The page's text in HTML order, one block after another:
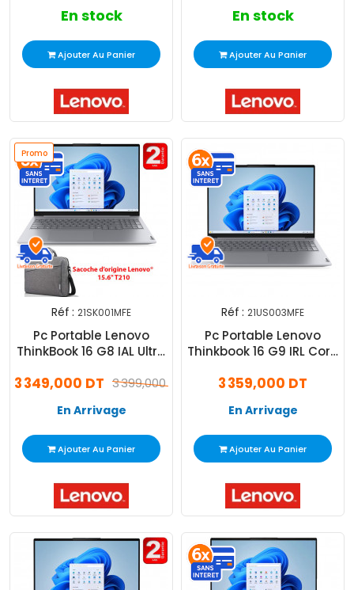
En stock
Ajouter Au Panier
En stock
Ajouter Au Panier
Promo
Réf : 21SK001MFE
Pc Portable Lenovo
ThinkBook 16 G8 IAL Ultra
3 399,000 DT
3 349,000 DT
En Arrivage
Ajouter Au Panier
Réf : 21US003MFE
Pc Portable Lenovo
Thinkbook 16 G9 IRL Core
3 359,000 DT
En Arrivage
Ajouter Au Panier